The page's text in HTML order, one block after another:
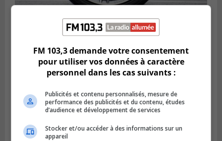
Publié le 6 août 2026 à 11h58
le Défi écrou de roue
FM 103,3 demande votre consentement
pour utiliser vos données à caractère
personnel dans les cas suivants :
Publicités et contenu personnalisés, mesure de
performance des publicités et du contenu, études
d’audience et développement de services
Stocker et/ou accéder à des informations sur un
appareil